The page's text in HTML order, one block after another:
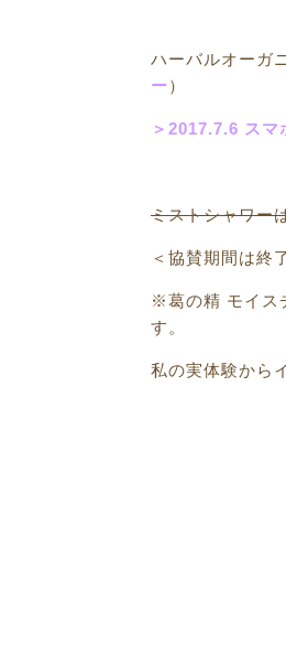
ハーバルオーガ
ー）
＞2017.7.6 スマ
ミストシャワー
＜協賛期間は終
※葛の精 モイス
す。
私の実体験から